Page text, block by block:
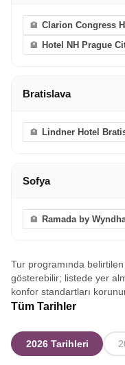
Clarion Congress
Hotel NH Prague
Bratislava
Lindner Hotel
Sofya
Ramada by
Tur programında
gösterebilir; listede yer
konfor standartları
Tüm Tarihler
2026 Tarihleri